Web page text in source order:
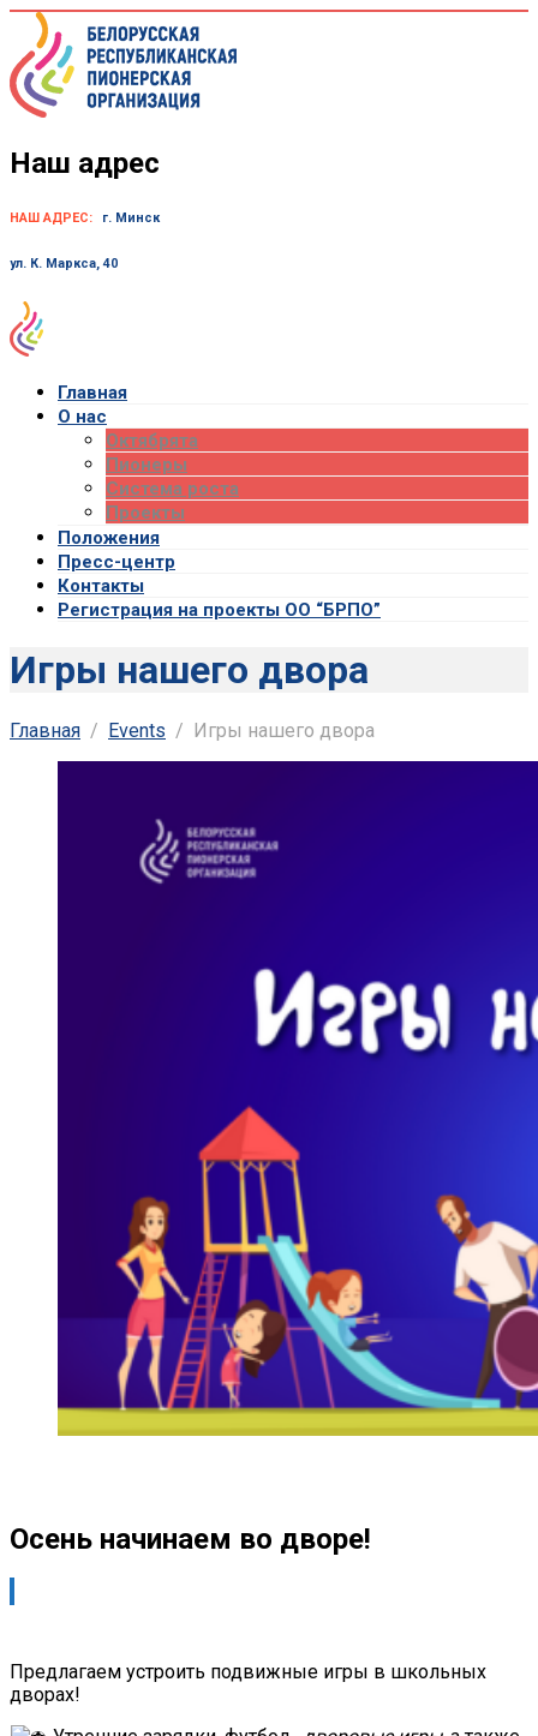
Skip
content
Наш адрес
НАШ АДРЕС: г. Минск
ул. К. Маркса, 40
Главная
О нас
Октябрята
Пионеры
Система роста
Проекты
Положения
Пресс-центр
Контакты
Регистрация на проекты ОО “БРПО”
Игры нашего двора
Главная Events Игры нашего двора
Осень начинаем во дворе!
Предлагаем устроить подвижные игры в школьных
дворах!